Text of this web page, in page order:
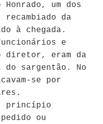
um dos
da
à chegada.
e
diretor, eram da
sargentão. No
se por
princípio
ou